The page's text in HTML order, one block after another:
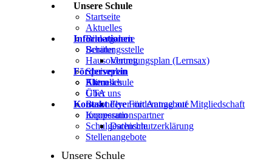
Unsere Schule
Startseite
Aktuelles
Bildergalerie
Beratungsstelle
Hausordnung
Speiseplan
Klimaschule
GTA
Besondere Förderangebote
Kooperationspartner
Schulgeschichte
Stellenangebote
Informationen
Schüler
Vertretungsplan (Lernsax)
Eltern
Förderverein
Aktuelles
Über uns
Flyer mit Antrag auf Mitgliedschaft
Kontakt
Impressum
Datenschutzerklärung
Unsere Schule